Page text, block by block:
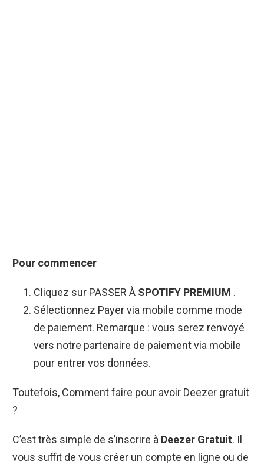
Pour commencer
Cliquez sur PASSER À SPOTIFY PREMIUM .
Sélectionnez Payer via mobile comme mode
de paiement. Remarque : vous serez renvoyé
vers notre partenaire de paiement via mobile
pour entrer vos données.
Toutefois, Comment faire pour avoir Deezer gratuit
?
C’est très simple de s’inscrire à Deezer Gratuit. Il
vous suffit de vous créer un compte en ligne ou de